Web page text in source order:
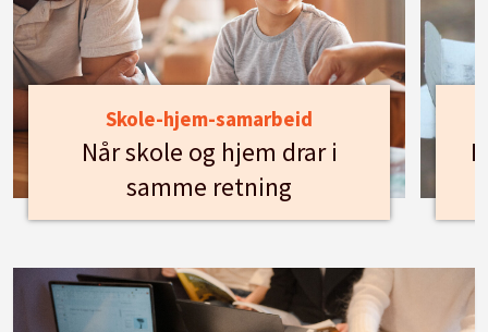
Skole-hjem-samarbeid
Når skole og hjem drar i
samme retning